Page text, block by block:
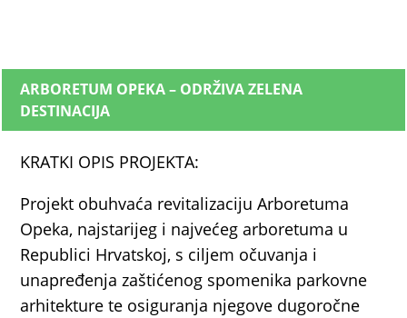
ARBORETUM OPEKA – ODRŽIVA ZELENA
DESTINACIJA
KRATKI OPIS PROJEKTA:
Projekt obuhvaća revitalizaciju Arboretuma
Opeka, najstarijeg i najvećeg arboretuma u
Republici Hrvatskoj, s ciljem očuvanja i
unapređenja zaštićenog spomenika parkovne
arhitekture te osiguranja njegove dugoročne